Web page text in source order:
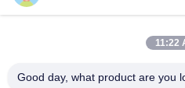
স্টার্টার মোটর হন্ডা EX5 মোটরসাইকেল ইঞ্জিন
11:22
Good day, what product are you